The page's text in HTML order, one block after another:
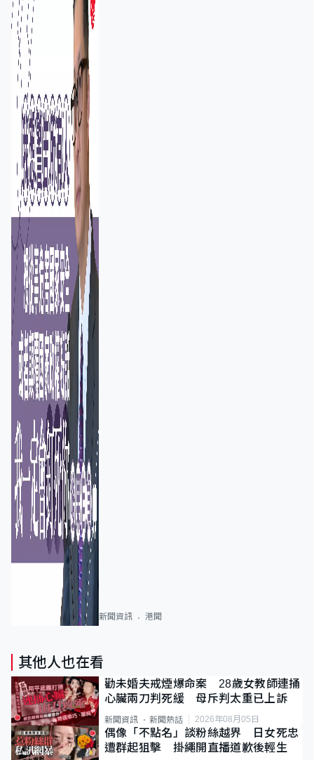
新聞資訊 港聞
其他人也在看
勸未婚夫戒煙爆命案 28歲女教師連捅
心臟兩刀判死緩 母斥判太重已上訴
新聞資訊 新聞熱話 2026年08月05日
偶像「不點名」談粉絲越界 日女死忠
遭群起狙擊 掛繩開直播道歉後輕生